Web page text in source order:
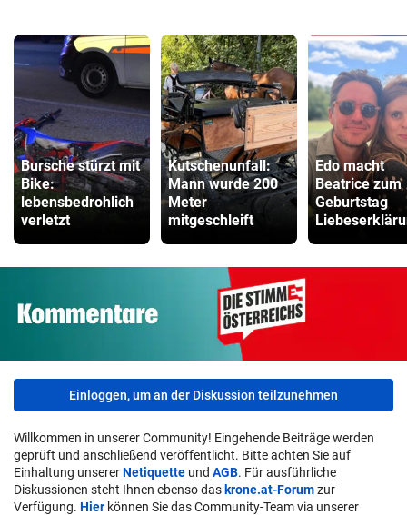
Bursche stürzt mit
Bike:
lebensbedrohlich
verletzt
Kutschenunfall:
Mann wurde 200
Meter
mitgeschleift
Edo macht
Beatrice zum
Geburtstag
Einloggen, um an der Diskussion teilzunehmen
Willkommen in unserer Community! Eingehende Beiträge werden
geprüft und anschließend veröffentlicht. Bitte achten Sie auf
Einhaltung unsererNetiquette und AGB. Für ausführliche
Diskussionen steht Ihnen ebenso das krone.at-Forumzur
Verfügung. Hier können Sie das Community-Team via unserer